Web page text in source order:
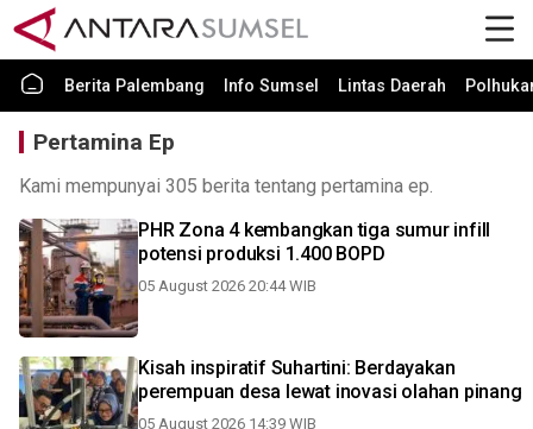
Berita Palembang Info Sumsel Lintas Daerah
Pertamina Ep
Kami mempunyai 305 berita tentang pertamina ep.
PHR Zona 4 kembangkan tiga sumur infill
potensi produksi 1.400 BOPD
05 August 2026 20:44 WIB
Kisah inspiratif Suhartini: Berdayakan
perempuan desa lewat inovasi olahan pinang
05 August 2026 14:39 WIB